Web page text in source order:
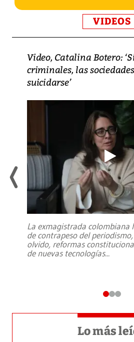
VIDEOS
Video, Catalina Botero:
criminales, las
suicidarse’
La exmagistrada colombiana
de contrapeso del
olvido, reformas
de nuevas tecnologías...
Lo más